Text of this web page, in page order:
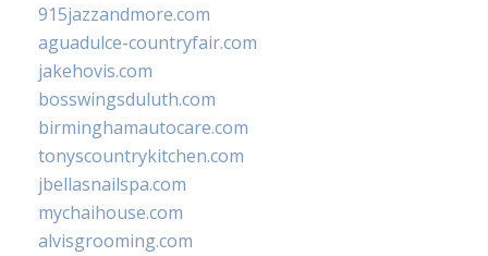
915jazzandmore.com
aguadulce-countryfair.com
jakehovis.com
bosswingsduluth.com
birminghamautocare.com
tonyscountrykitchen.com
jbellasnailspa.com
mychaihouse.com
alvisgrooming.com